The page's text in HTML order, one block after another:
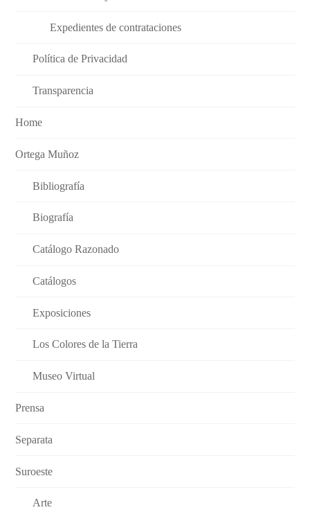
Expedientes de contrataciones
Política de Privacidad
Transparencia
Home
Ortega Muñoz
Bibliografía
Biografía
Catálogo Razonado
Catálogos
Exposiciones
Los Colores de la Tierra
Museo Virtual
Prensa
Separata
Suroeste
Arte